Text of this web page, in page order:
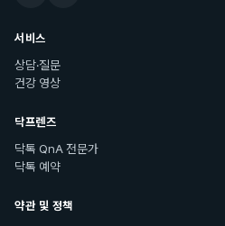
서비스
상담·질문
건강 영상
닥프렌즈
닥톡 QnA 전문가
닥톡 예약
약관 및 정책